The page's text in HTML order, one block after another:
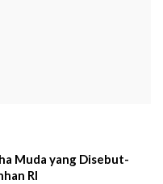
Muda yang Disebut-
RI